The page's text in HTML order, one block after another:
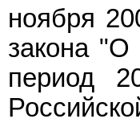
ноября
закона
период